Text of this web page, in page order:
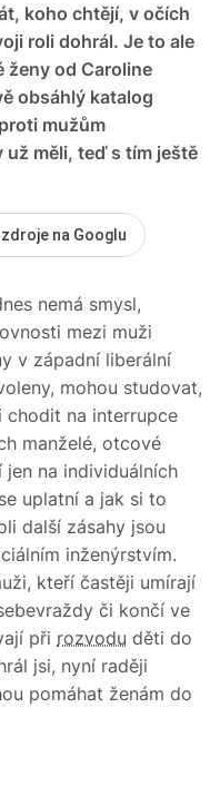
koho chtějí, v očích
roli dohrál. Je to ale
ženy od Caroline
obsáhlý katalog
mužům
měli, teď s tím ještě
na Googlu
nemá smysl,
mezi muži
v západní liberální
mohou studovat,
chodit na interrupce
manželé, otcové
jen na individuálních
uplatní a jak si to
další zásahy jsou
inženýrstvím.
kteří častěji umírají
či končí ve
při rozvodu děti do
jsi, nyní raději
pomáhat ženám do